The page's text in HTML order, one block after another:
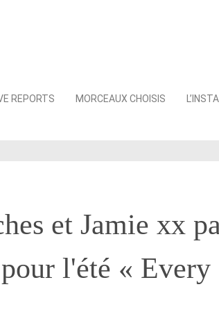
REPORTS MORCEAUX CHOISIS
et Jamie xx
l'été « Every